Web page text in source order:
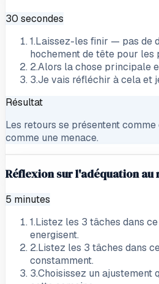
30 secondes
1.Laissez-les finir — pas de
hochement de tête pour les
2.Alors la chose principale
3.Je vais réfléchir à cela et
Résultat
Les retours se présentent comme
comme une menace.
Réflexion sur l'adéquation au
5 minutes
1.Listez les 3 tâches dans
energisent.
2.Listez les 3 tâches dans
constamment.
3.Choisissez un ajustement